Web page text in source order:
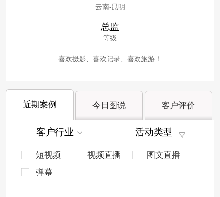
云南-昆明
总监
等级
喜欢摄影、喜欢记录、喜欢旅游！
近期案例 今日图说 客户评价
客户行业 活动类型
短视频 视频直播
图文直播
弹幕